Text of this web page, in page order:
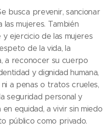
busca prevenir, sancionar
mujeres. También
ejercicio de las mujeres
de la vida, la
a reconocer su cuerpo
y dignidad humana,
a penas o tratos crueles,
seguridad personal y
en equidad, a vivir sin miedo
público como privado.